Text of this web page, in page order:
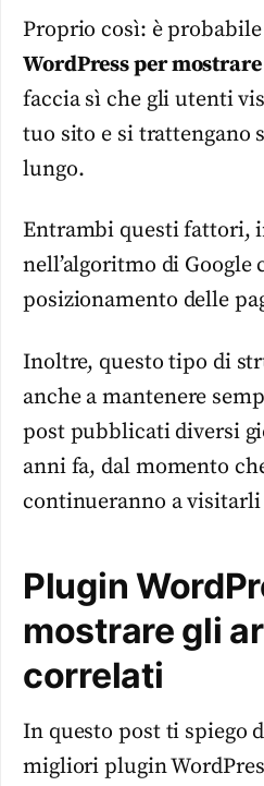
Proprio così: è
WordPress per
faccia sì che gli utenti
tuo sito e si trattengano
lungo.
Entrambi questi fattori,
nell’algoritmo di Google
posizionamento delle
Inoltre, questo tipo di
anche a mantenere
post pubblicati diversi
anni fa, dal momento
continueranno a
Plugin
mostrare gli
correlati
In questo post ti spiego
migliori plugin